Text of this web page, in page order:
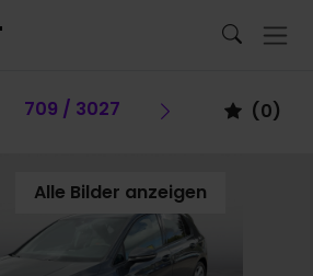
Vorheriges Fahrzeug
709 / 3027 Vorheriges
(0)
Alle Bilder anzeigen